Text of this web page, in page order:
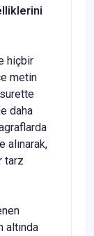
hiçbir
metin
daha
alınarak,
tarz
altında